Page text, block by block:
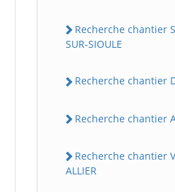
Recherche chantier
SUR-SIOULE
Recherche chantier
Recherche chantier
Recherche chantier
ALLIER